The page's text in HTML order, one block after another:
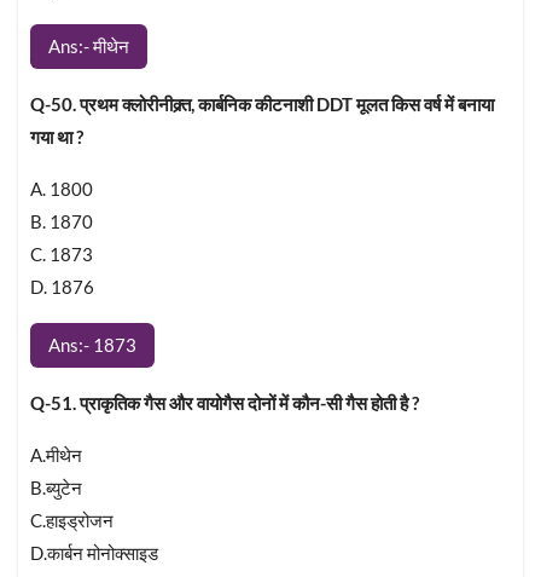
Ans:- मीथेन
Q-50. प्रथम क्लोरीनीक्र्त, कार्बनिक कीटनाशी DDT मूलत किस वर्ष में बनाया
गया था ?
A. 1800
B. 1870
C. 1873
D. 1876
Ans:- 1873
Q-51. प्राकृतिक गैस और वायोगैस दोनों में कौन-सी गैस होती है ?
A.मीथेन
B.ब्युटेन
C.हाइड्रोजन
D.कार्बन मोनोक्साइड